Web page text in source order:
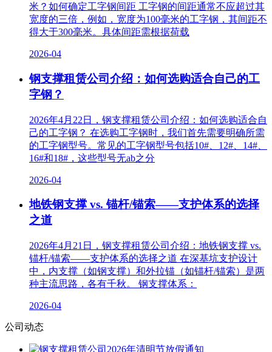
米？如何确定工字钢间距 工字钢的间距通常不应超过其
宽度的三倍，例如，宽度为100毫米的工字钢，其间距不
得大于300毫米。具体间距需根据荷载
2026-04
钢支撑租赁公司介绍：如何选购适合自己的工
字钢？
2026年4月22日，钢支撑租赁公司介绍：如何选购适合自
己的工字钢？ 在选购工字钢时，我们首先需要明确所需
的工字钢型号。常见的工字钢型号包括10#、12#、14#、
16#和18#，这些型号无ab之分
2026-04
地铁钢支撑 vs. 锚杆/锚索——支护体系的选择
之道
2026年4月21日，钢支撑租赁公司介绍：地铁钢支撑 vs.
锚杆/锚索——支护体系的选择之道 在深基坑支护设计
中，内支撑（如钢支撑）和外拉锚（如锚杆/锚索）是两
种主流思路，各有千秋。 钢支撑体系：
2026-04
公司动态